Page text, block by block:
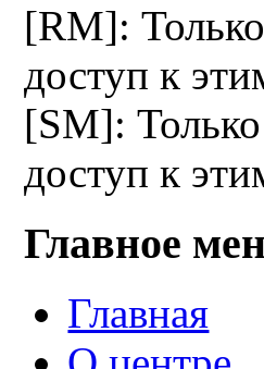
[RM]:
доступ к
[SM]:
доступ к
Главное
Главная